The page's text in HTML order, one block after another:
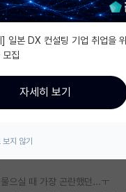
랩)
후기 게시판
판
시판
시판
을 교수님께 같이 보내기도 하
님의 연구 분야에 대해 완전히
기반 지식이 부족해서인가 이
으실 때 가장 곤란했던...ㅜ
] 일본 DX 컨설팅 기업 취업을
모집
자세히 보기
지 않기